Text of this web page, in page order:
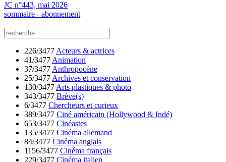
JC n°443, mai 2026
sommaire - abonnement
226/3477 Acteurs & actrices
41/3477 Animation
37/3477 Anthropocène
25/3477 Archives et conservation
130/3477 Arts plastiques & photo
343/3477 Brève(s)
6/3477 Chercheurs et curieux
389/3477 Ciné américain (Hollywood & Indé)
653/3477 Cinéastes
135/3477 Cinéma allemand
84/3477 Cinéma anglais
1156/3477 Cinéma français
229/3477 Cinéma italien